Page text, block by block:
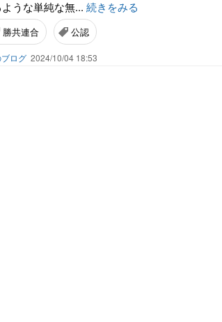
うな単純な無... 続きをみる
勝共連合 公認
ログ 2024/10/04 18:53